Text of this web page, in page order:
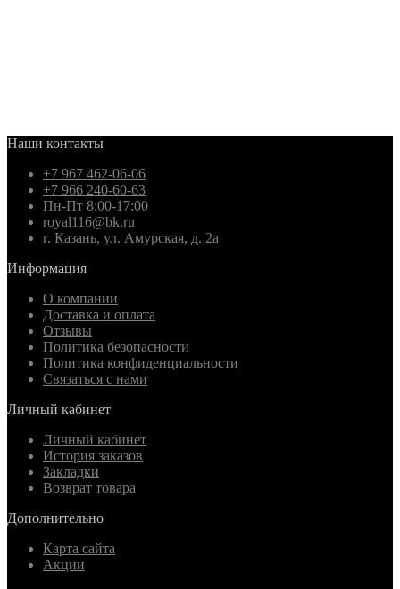
Наши контакты
+7 967 462-06-06
+7 966 240-60-63
Пн-Пт 8:00-17:00
royal116@bk.ru
г. Казань, ул. Амурская, д. 2а
Информация
О компании
Доставка и оплата
Отзывы
Политика безопасности
Политика конфиденциальности
Связаться с нами
Личный кабинет
Личный кабинет
История заказов
Закладки
Возврат товара
Дополнительно
Карта сайта
Акции